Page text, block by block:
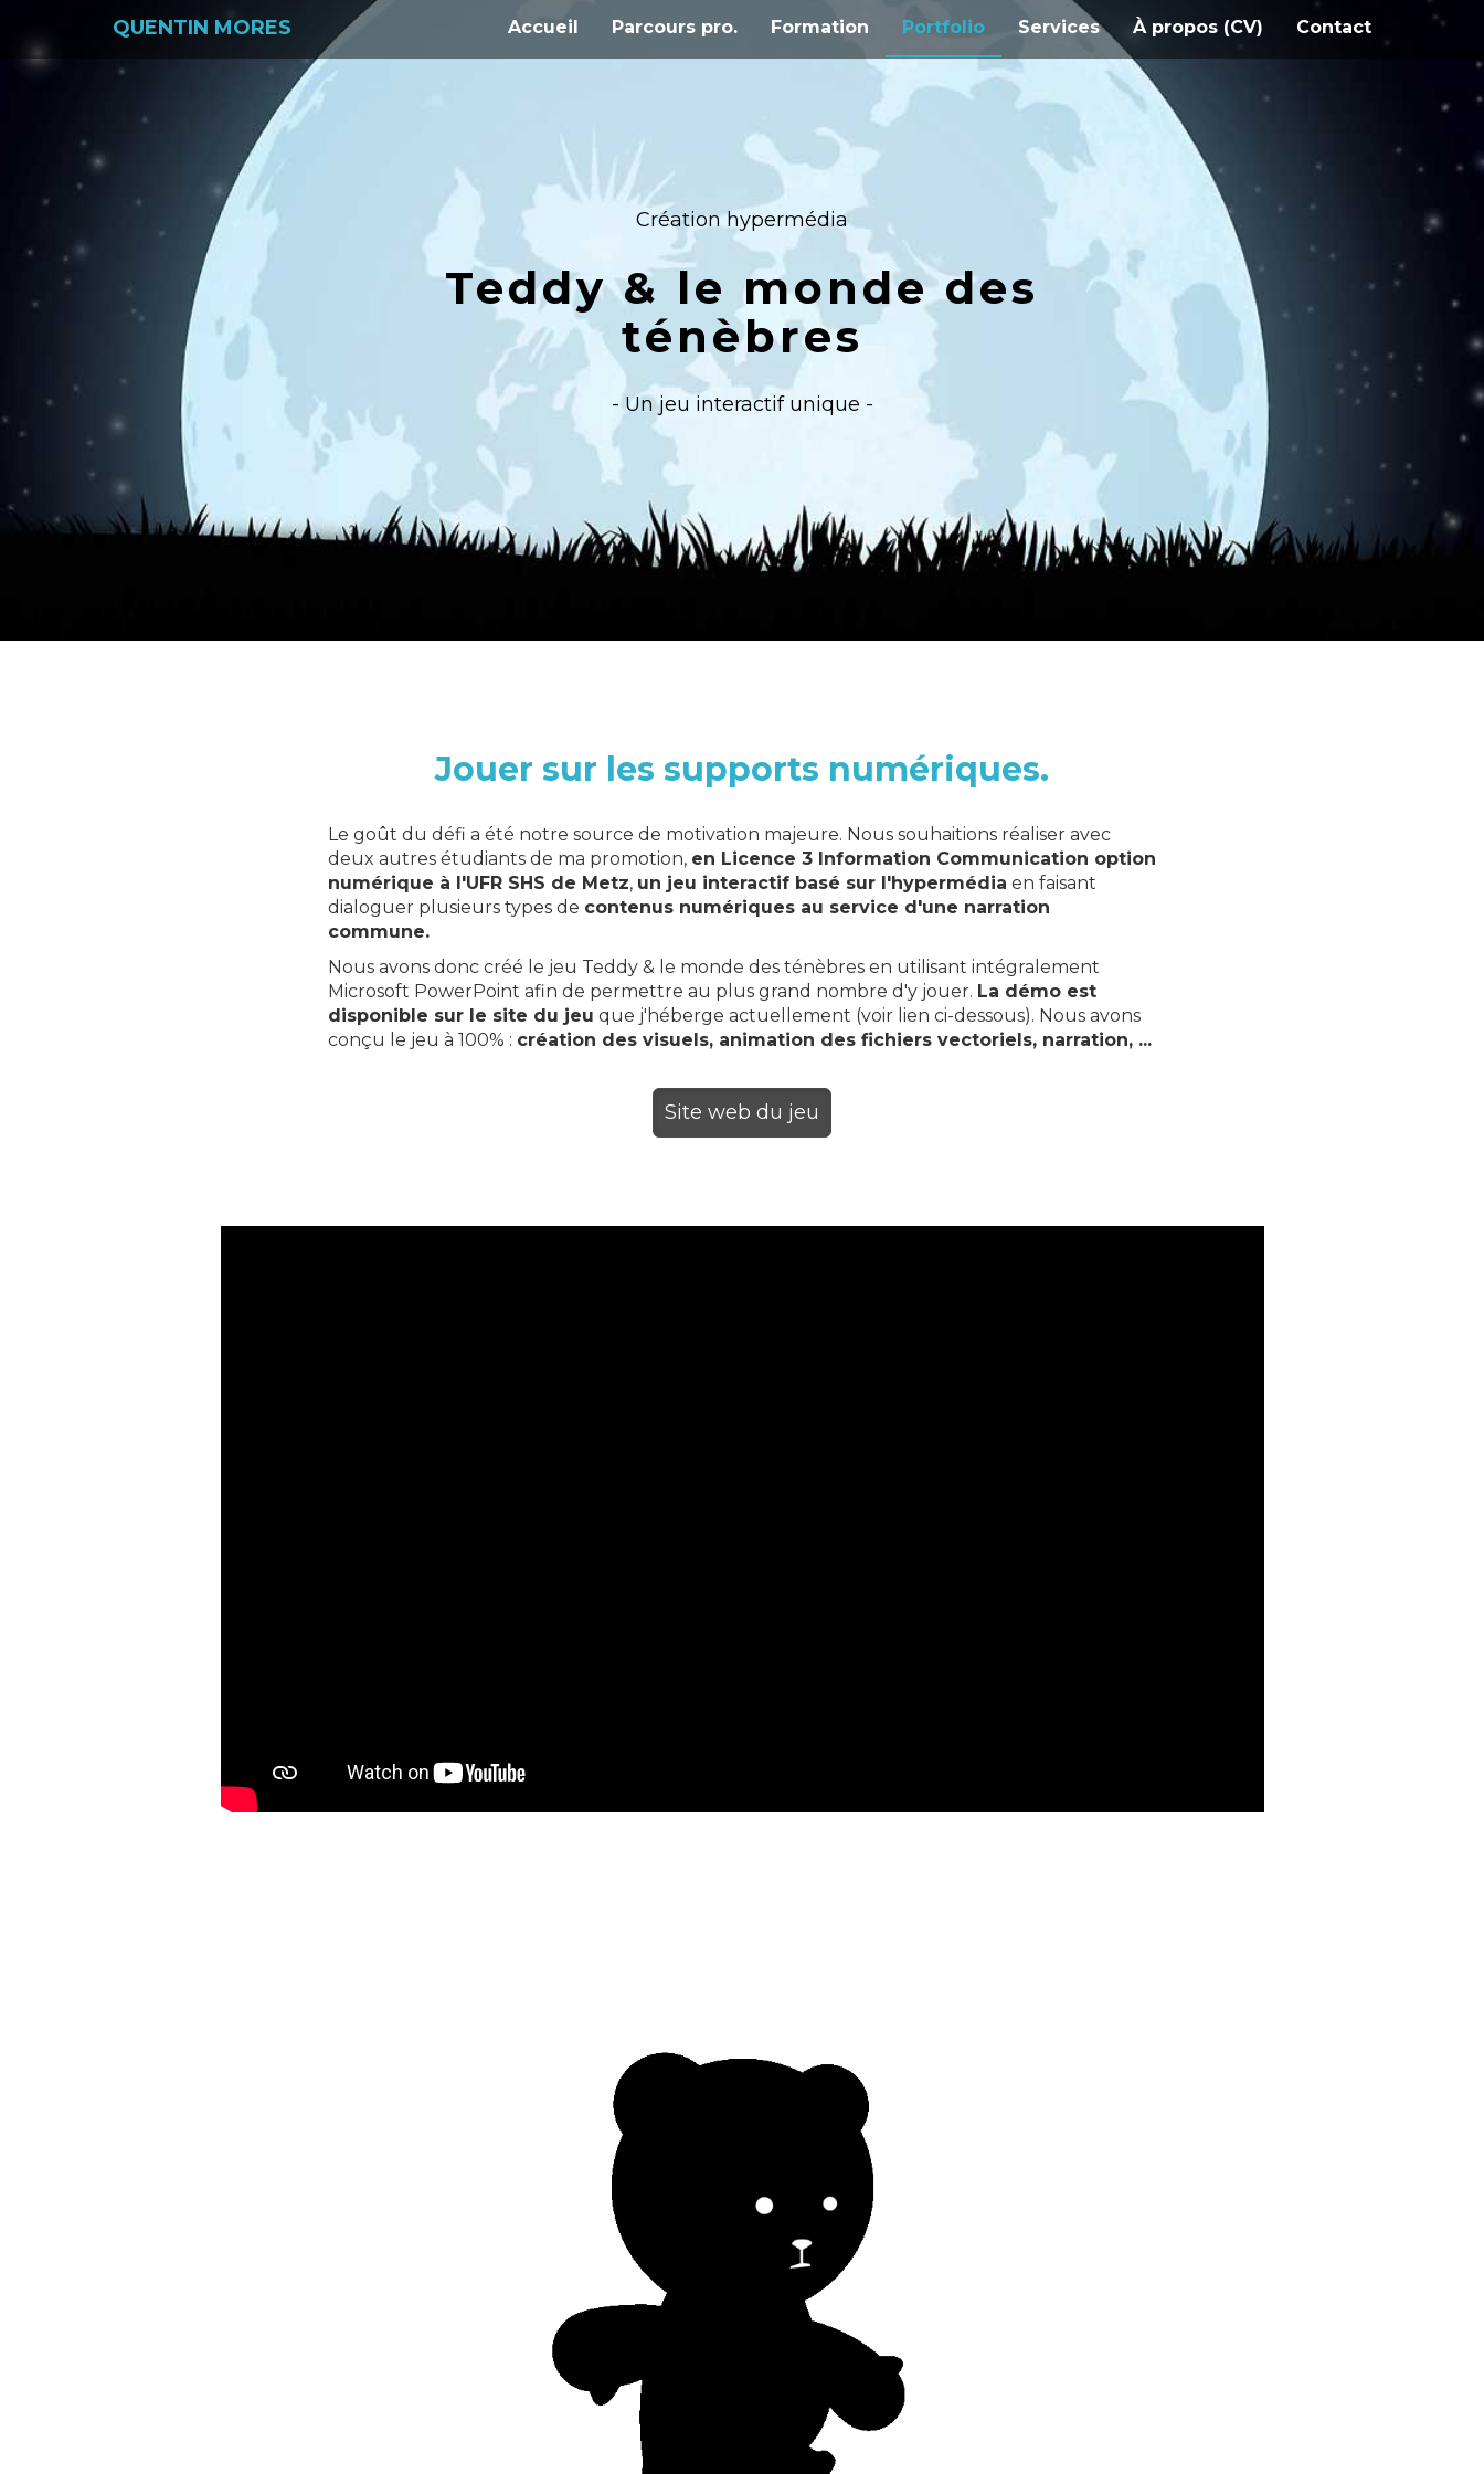
QUENTIN MORES Accueil Parcours pro. Formation Portfolio Services À propos (CV) Contact
Création hypermédia
Teddy & le monde des
ténèbres
- Un jeu interactif unique -
Jouer sur les supports numériques.
Le goût du défi a été notre source de motivation majeure. Nous souhaitions réaliser avec
deux autres étudiants de ma promotion, en Licence 3 Information Communication option
numérique à l'UFR SHS de Metz, un jeu interactif basé sur l'hypermédia en faisant
dialoguer plusieurs types de contenus numériques au service d'une narration
commune.
Nous avons donc créé le jeu Teddy & le monde des ténèbres en utilisant intégralement
Microsoft PowerPoint afin de permettre au plus grand nombre d'y jouer. La démo est
disponible sur le site du jeu que j'héberge actuellement (voir lien ci-dessous). Nous avons
conçu le jeu à 100% : création des visuels, animation des fichiers vectoriels, narration, ...
Site web du jeu